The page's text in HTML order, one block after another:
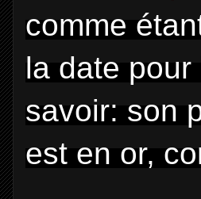
comme
la date
savoir: son
est en or,